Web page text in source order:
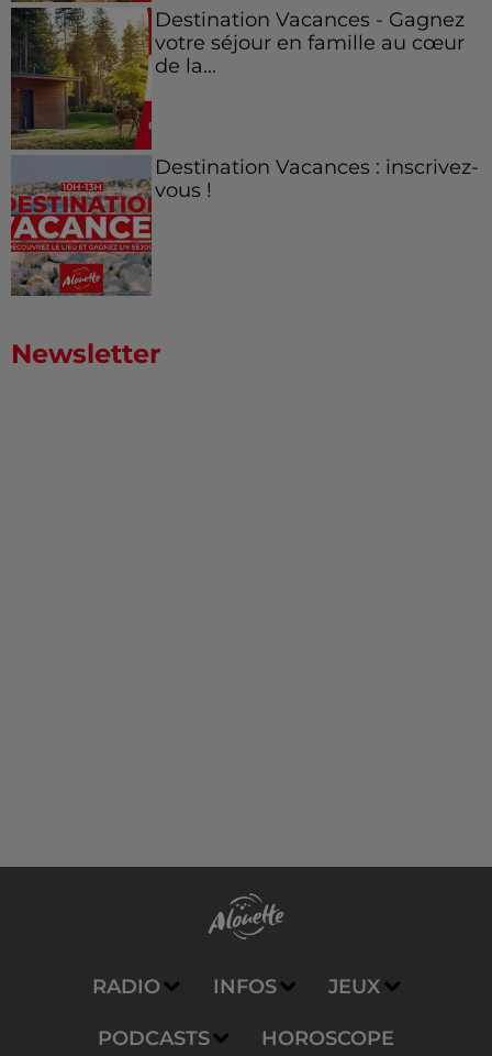
Destination Vacances - Gagnez
votre séjour en famille au cœur
de la...
Destination Vacances : inscrivez-
vous !
Newsletter
RADIO INFOS JEUX
PODCASTS HOROSCOPE